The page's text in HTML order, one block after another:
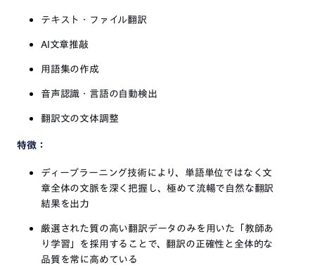
テキスト・ファイル翻訳
AI文章推敲
用語集の作成
音声認識・言語の自動検出
翻訳文の文体調整
特徴：
ディープラーニング技術により、単語単位ではなく文
章全体の文脈を深く把握し、極めて流暢で自然な翻訳
結果を出力
厳選された質の高い翻訳データのみを用いた「教師あ
り学習」を採用することで、翻訳の正確性と全体的な
品質を常に高めている